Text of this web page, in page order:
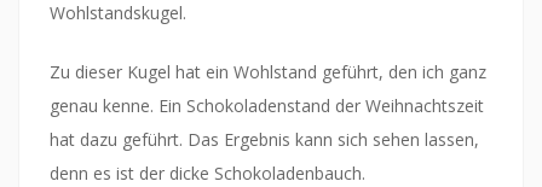
Wohlstandskugel.
Zu dieser Kugel hat ein Wohlstand geführt, den ich ganz
genau kenne. Ein Schokoladenstand der Weihnachtszeit
hat dazu geführt. Das Ergebnis kann sich sehen lassen,
denn es ist der dicke Schokoladenbauch.